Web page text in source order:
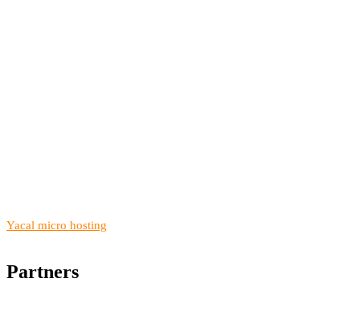
Yacal micro hosting
Partners